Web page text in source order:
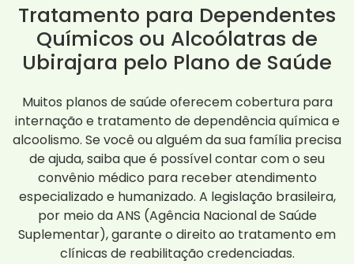
Tratamento para Dependentes
Químicos ou Alcoólatras de
Ubirajara pelo Plano de Saúde
Muitos planos de saúde oferecem cobertura para
internação e tratamento de dependência química e
alcoolismo. Se você ou alguém da sua família precisa
de ajuda, saiba que é possível contar com o seu
convênio médico para receber atendimento
especializado e humanizado. A legislação brasileira,
por meio da ANS (Agência Nacional de Saúde
Suplementar), garante o direito ao tratamento em
clínicas de reabilitação credenciadas.